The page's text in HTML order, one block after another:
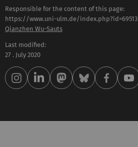
Responsible for the content of this page:
https://www.uni-ulm.de/index.php?id=69513
Qianzhen Wu-Sauts
Last modified:
27 . July 2020